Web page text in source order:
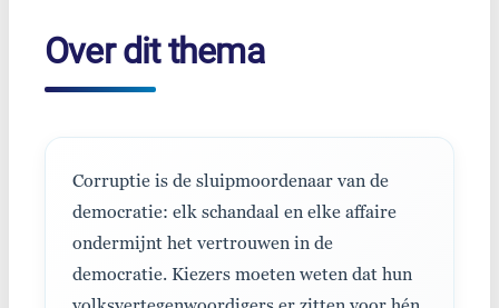
Over dit thema
Corruptie is de sluipmoordenaar van de
democratie: elk schandaal en elke affaire
ondermijnt het vertrouwen in de
democratie. Kiezers moeten weten dat hun